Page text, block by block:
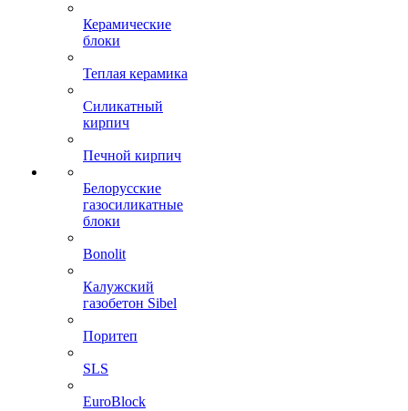
Керамические
блоки
Теплая керамика
Силикатный
кирпич
Печной кирпич
Белорусские
газосиликатные
блоки
Bonolit
Калужский
газобетон Sibel
Поритеп
SLS
EuroBlock